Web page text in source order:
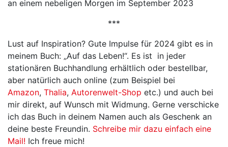
an einem nebeligen Morgen im September 2023
***
Lust auf Inspiration? Gute Impulse für 2024 gibt es in
meinem Buch: „Auf das Leben!“. Es ist in jeder
stationären Buchhandlung erhältlich oder bestellbar,
aber natürlich auch online (zum Beispiel bei
Amazon, Thalia, Autorenwelt-Shop etc.) und auch bei
mir direkt, auf Wunsch mit Widmung. Gerne verschicke
ich das Buch in deinem Namen auch als Geschenk an
deine beste Freundin. Schreibe mir dazu einfach eine
Mail! Ich freue mich!